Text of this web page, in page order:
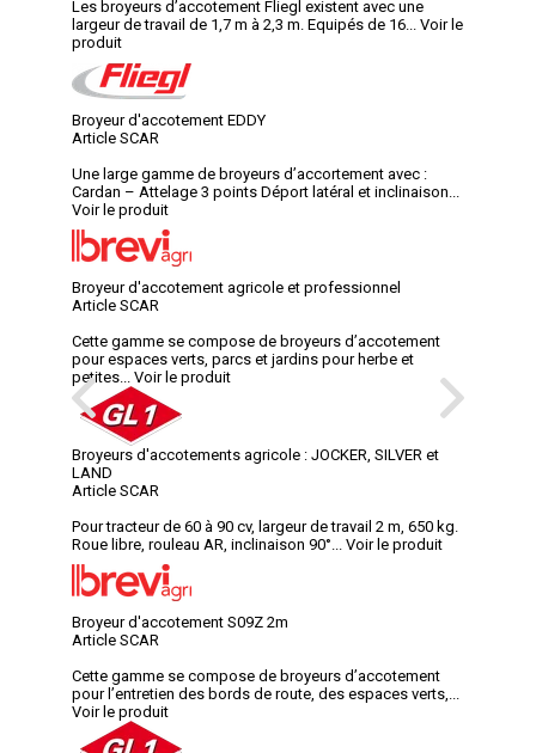
Les broyeurs d’accotement Fliegl existent avec une
largeur de travail de 1,7 m à 2,3 m. Equipés de 16...
Voir le
produit
Broyeur d'accotement EDDY
Article SCAR
Une large gamme de broyeurs d’accortement avec :
Cardan – Attelage 3 points Déport latéral et inclinaison...
Voir le produit
Broyeur d'accotement agricole et professionnel
Article SCAR
Cette gamme se compose de broyeurs d’accotement
pour espaces verts, parcs et jardins pour herbe et
petites...
Voir le produit
Broyeurs d'accotements agricole : JOCKER, SILVER et
LAND
Article SCAR
Pour tracteur de 60 à 90 cv, largeur de travail 2 m, 650 kg.
Roue libre, rouleau AR, inclinaison 90°...
Voir le produit
Broyeur d'accotement S09Z 2m
Article SCAR
Cette gamme se compose de broyeurs d’accotement
pour l’entretien des bords de route, des espaces verts,...
Voir le produit